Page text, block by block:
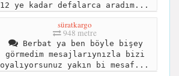
12 ye kadar defalarca aradım...
süratkargo
948 metre
Berbat ya ben böyle bişey
görmedim mesajlarıynızla bizi
oyalıyorsunuz yakın bi mesaf...